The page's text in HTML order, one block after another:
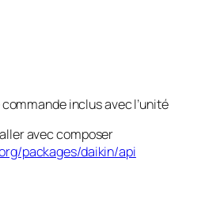
inclus avec l’unité
avec composer
packages/daikin/api